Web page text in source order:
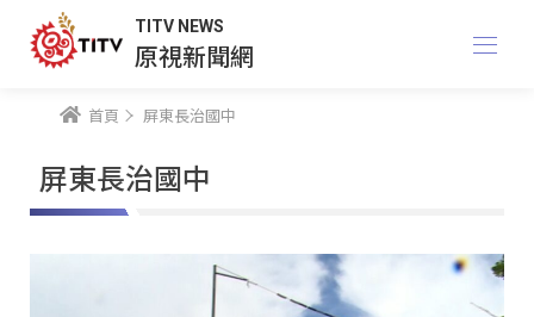
TITV NEWS
原視新聞網
首頁 屏東長治國中
屏東長治國中